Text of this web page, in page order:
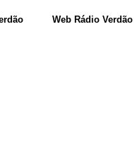
Web Rádio Verdão